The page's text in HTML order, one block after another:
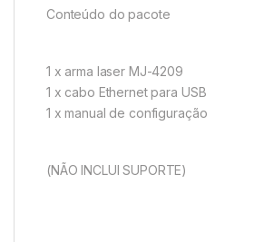
Conteúdo do pacote
1 x arma laser MJ-4209
1 x cabo Ethernet para USB
1 x manual de configuração
(NÃO INCLUI SUPORTE)